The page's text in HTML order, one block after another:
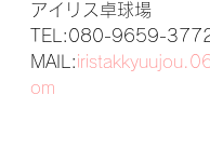
アイリス卓球場
TEL:080-9659-
MAIL:
om